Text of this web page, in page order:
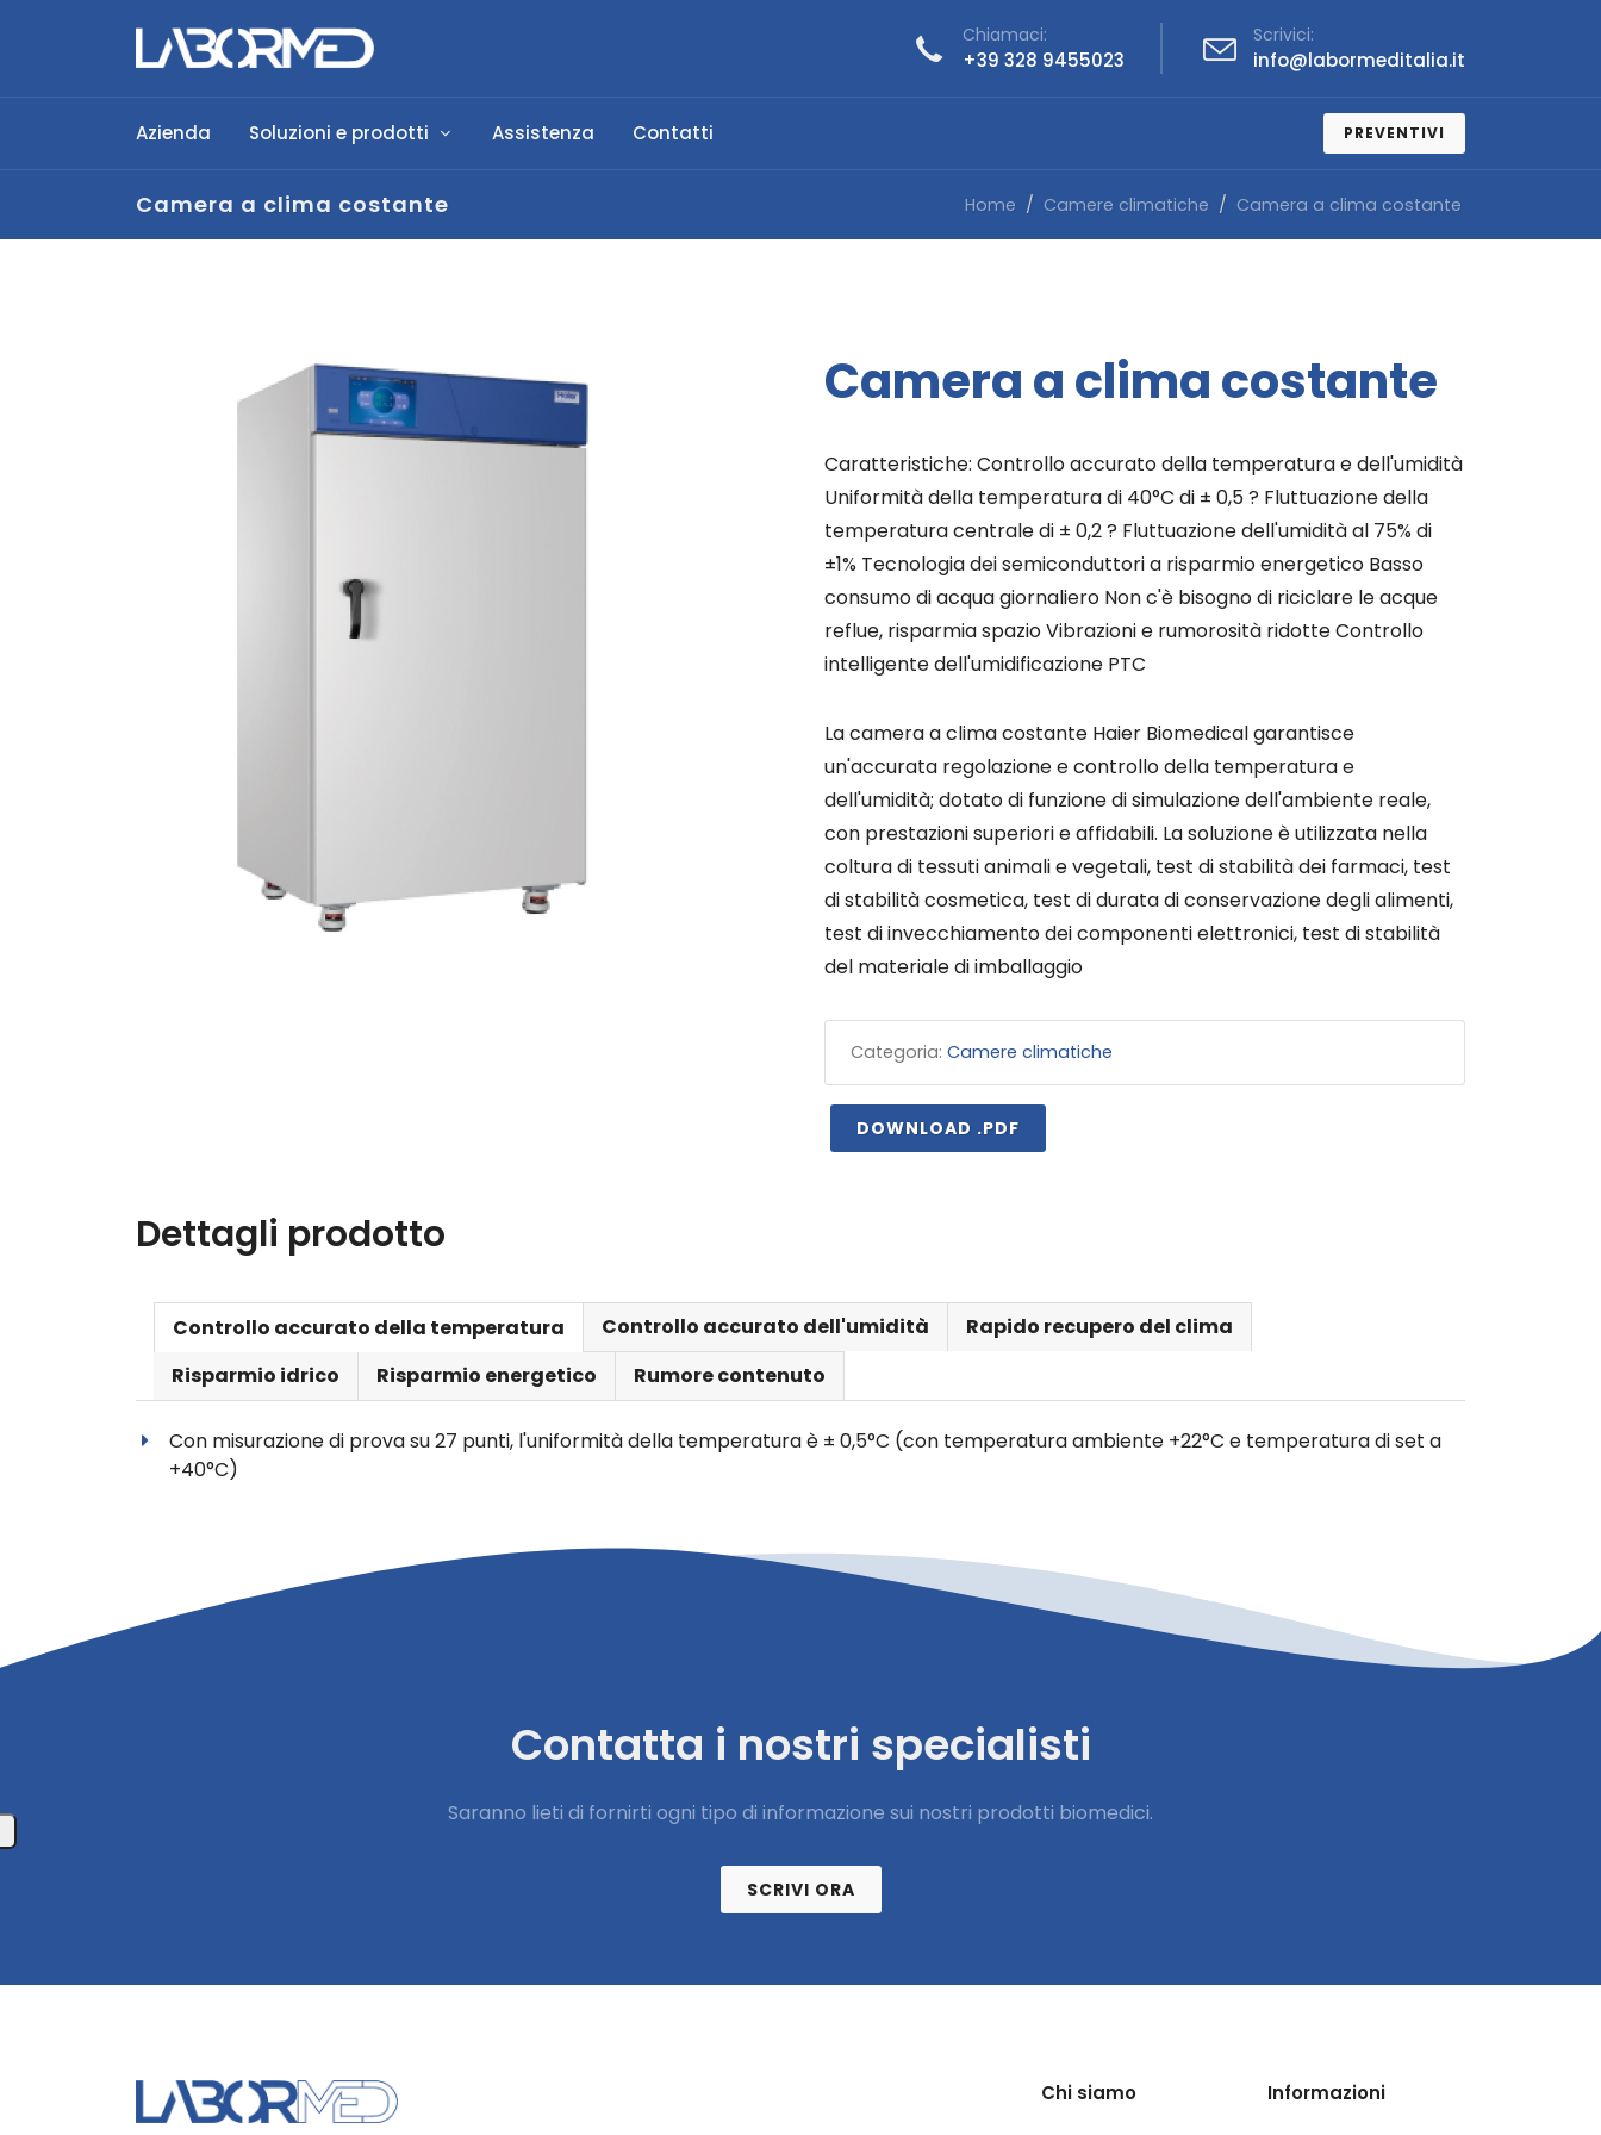
Chiamaci:
+39 328 9455023
Scrivici:
info@labormeditalia.it
PREVENTIVI
Azienda Soluzioni e prodotti Assistenza Contatti
Camera a clima costante Home Camere climatiche Camera a clima costante
Camera a clima costante
Caratteristiche: Controllo accurato della temperatura e dell'umidità
Uniformità della temperatura di 40°C di ± 0,5 ? Fluttuazione della
temperatura centrale di ± 0,2 ? Fluttuazione dell'umidità al 75% di
±1% Tecnologia dei semiconduttori a risparmio energetico Basso
consumo di acqua giornaliero Non c'è bisogno di riciclare le acque
reflue, risparmia spazio Vibrazioni e rumorosità ridotte Controllo
intelligente dell'umidificazione PTC
La camera a clima costante Haier Biomedical garantisce
un'accurata regolazione e controllo della temperatura e
dell'umidità; dotato di funzione di simulazione dell'ambiente reale,
con prestazioni superiori e affidabili. La soluzione è utilizzata nella
coltura di tessuti animali e vegetali, test di stabilità dei farmaci, test
di stabilità cosmetica, test di durata di conservazione degli alimenti,
test di invecchiamento dei componenti elettronici, test di stabilità
del materiale di imballaggio
Categoria: Camere climatiche
DOWNLOAD .PDF
Dettagli prodotto
Controllo accurato della temperatura Controllo accurato dell'umidità
Rapido recupero del clima
Risparmio idrico
Risparmio energetico Rumore contenuto
Con misurazione di prova su 27 punti, l'uniformità della temperatura è ± 0,5°C (con temperatura ambiente +22°C e temperatura di set a
+40°C)
Contatta i nostri specialisti
Saranno lieti di fornirti ogni tipo di informazione sui nostri prodotti biomedici.
SCRIVI ORA
Chi siamo Informazioni